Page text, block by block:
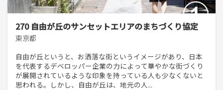
270 自由が丘のサンセットエリアのまちづくり協定
東京都
自由が丘というと、お洒落な街というイメージがあり、日本
を代表するデベロッパー企業の力によって華やかな街づくり
が展開されているような印象を持っている人も少なくないと
思われる。しかし、自由が丘は、地元の人...